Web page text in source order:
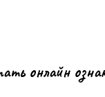
онлайн